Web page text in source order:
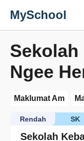
MySchool
Sekolah
Ngee
Maklumat Am
Sekolah
SK
Rendah